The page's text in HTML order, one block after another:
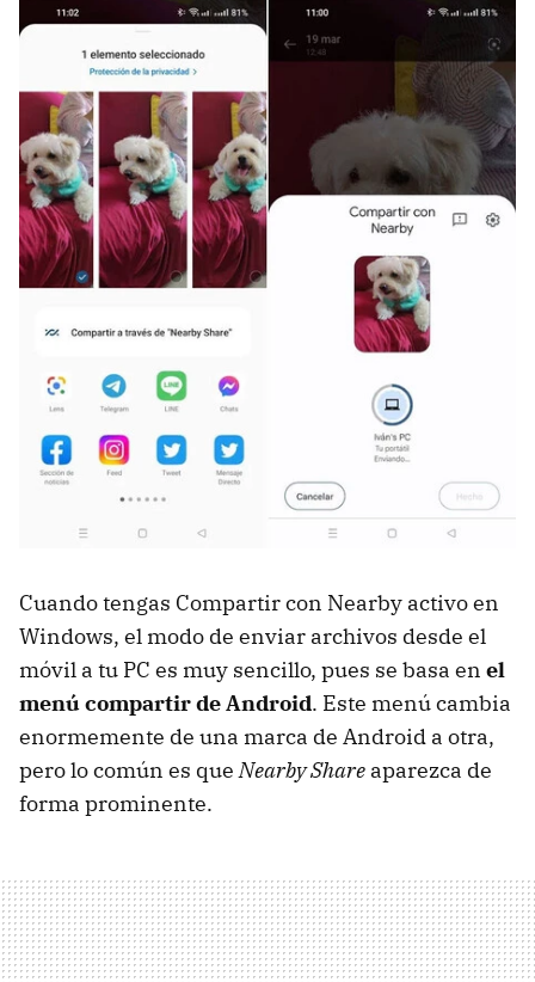
Cuando tengas Compartir con Nearby activo en
Windows, el modo de enviar archivos desde el
móvil a tu PC es muy sencillo, pues se basa en el
menú compartir de Android. Este menú cambia
enormemente de una marca de Android a otra,
pero lo común es queNearby Share aparezca de
forma prominente.